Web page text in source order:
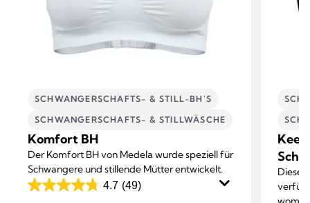
SCHWANGERSCHAFTS- & STILL-BH'S
SCHWANGERSCHAFTS- & STILLWÄSCHE
Komfort BH
Der Komfort BH von Medela wurde speziell für
Schwangere und stillende Mütter entwickelt.
4.7 (49)
4.7
Dieser